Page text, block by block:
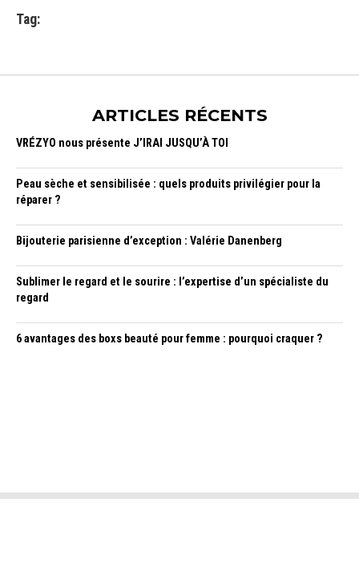
Tag:
ARTICLES RÉCENTS
VRÉZYO nous présente J’IRAI JUSQU’À TOI
Peau sèche et sensibilisée : quels produits privilégier pour la
réparer ?
Bijouterie parisienne d’exception : Valérie Danenberg
Sublimer le regard et le sourire : l’expertise d’un spécialiste du
regard
6 avantages des boxs beauté pour femme : pourquoi craquer ?